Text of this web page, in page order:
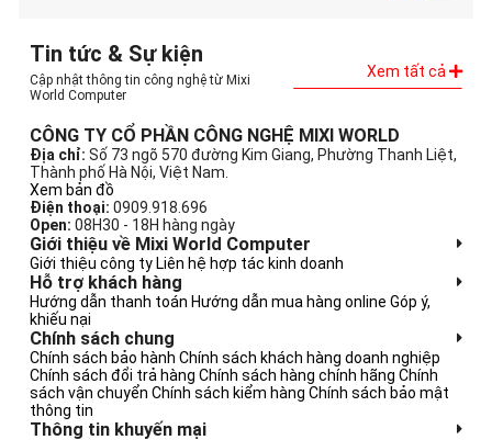
Tin tức & Sự kiện
Cập nhật thông tin công nghệ từ Mixi
World Computer
Xem tất cả
CÔNG TY CỔ PHẦN CÔNG NGHỆ MIXI WORLD
Địa chỉ: Số 73 ngõ 570 đường Kim Giang, Phường Thanh Liệt,
Thành phố Hà Nội, Việt Nam.
Xem bản đồ
Điện thoại: 0909.918.696
Open: 08H30 - 18H hàng ngày
Giới thiệu về Mixi World Computer
Giới thiệu công ty Liên hệ hợp tác kinh doanh
Hỗ trợ khách hàng
Hướng dẫn thanh toán Hướng dẫn mua hàng online Góp ý,
khiếu nại
Chính sách chung
Chính sách bảo hành Chính sách khách hàng doanh nghiệp
Chính sách đổi trả hàng Chính sách hàng chính hãng Chính
sách vận chuyển Chính sách kiểm hàng Chính sách bảo mật
thông tin
Thông tin khuyến mại